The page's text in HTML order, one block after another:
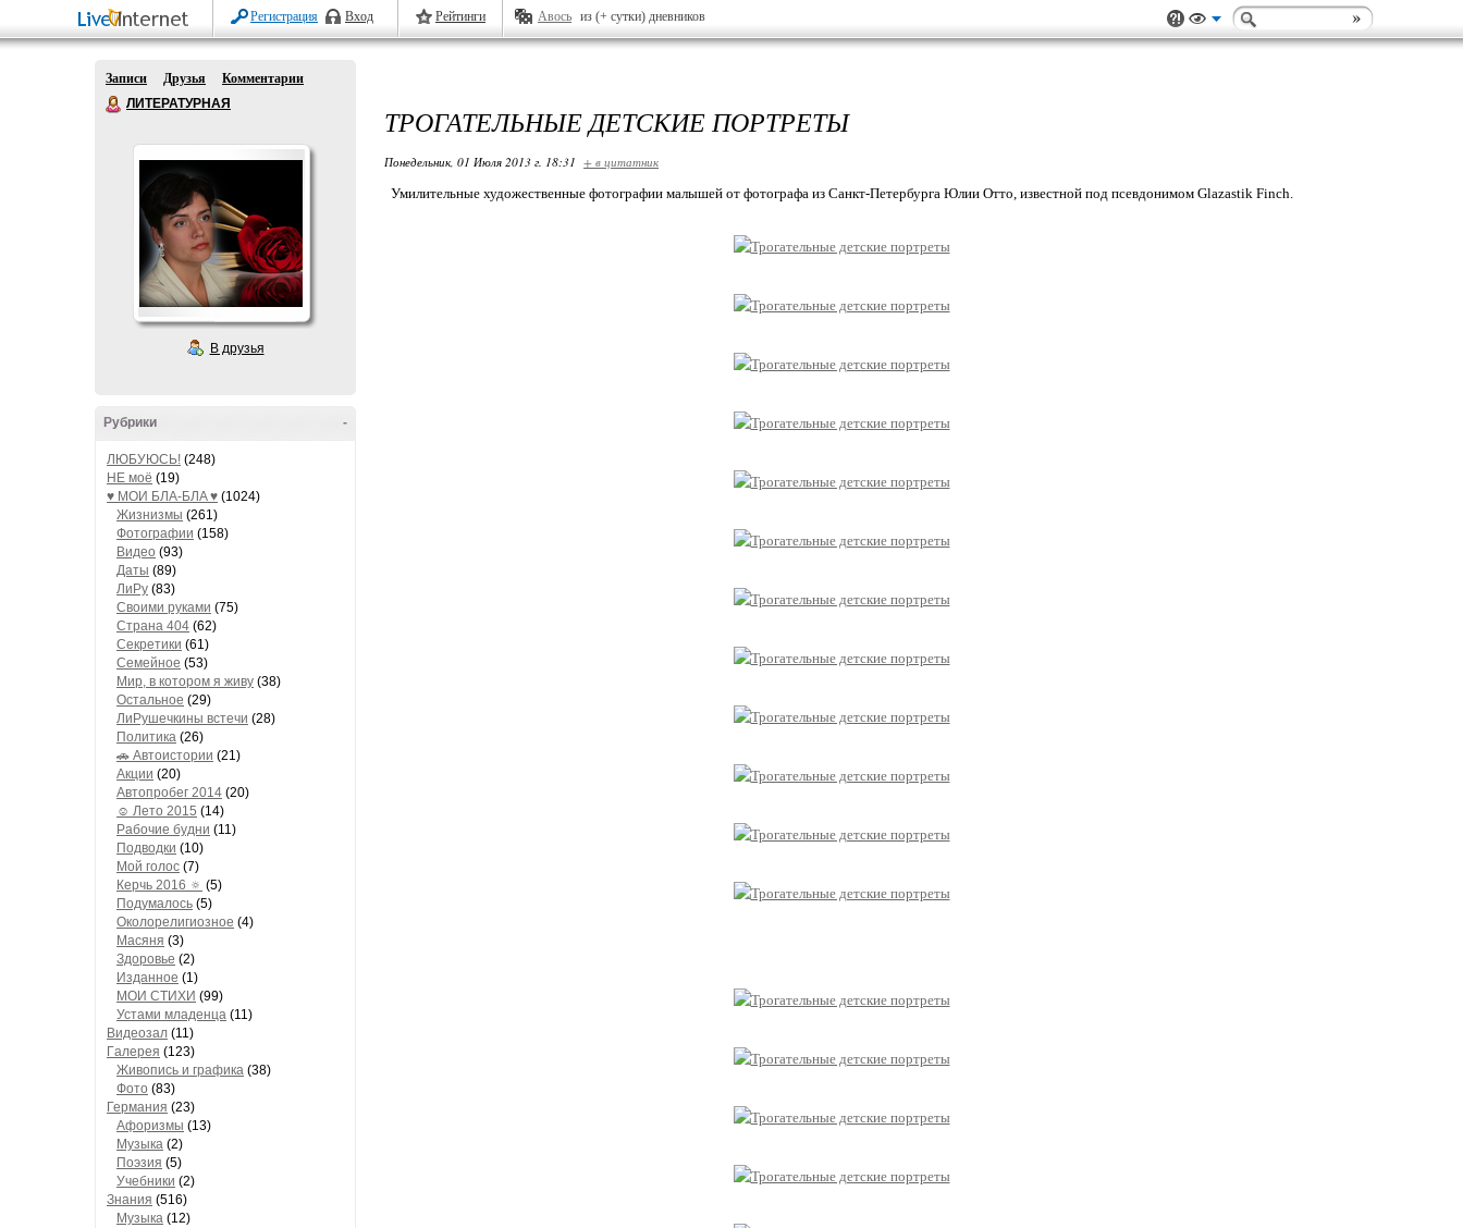
Регистрация Вход Рейтинги Авось из (+ сутки) дневников
Записи Друзья
Комментарии
ЛИТЕРАТУРНАЯ
В друзья
-
Рубрики
ЛЮБУЮСЬ! (248)
НЕ моё (19)
♥ МОИ БЛA-БЛA ♥ (1024)
Жизнизмы (261)
Фотографии (158)
Видео (93)
Даты (89)
ЛиРу (83)
Своими руками (75)
Страна 404 (62)
Секретики (61)
Семейное (53)
Мир, в котором я живу (38)
Остальное (29)
ЛиРушечкины встечи (28)
Политика (26)
🚗 Автоистории (21)
Акции (20)
Автопробег 2014 (20)
☺ Лето 2015 (14)
Рабочие будни (11)
Подводки (10)
Мой голос (7)
Керчь 2016 🔅 (5)
Подумалось (5)
Околорелигиозное (4)
Масяня (3)
Здоровье (2)
Изданное (1)
МОИ СТИХИ (99)
Устами младенца (11)
Видеозал (11)
Гaлерея (123)
Живопись и грaфикa (38)
Фото (83)
Гермaния (23)
Aфоризмы (13)
Музыкa (2)
Поэзия (5)
Учебники (2)
Знания (516)
Музыкa (12)
ТРОГАТЕЛЬНЫЕ ДЕТСКИЕ ПОРТРЕТЫ
Понедельник, 01 Июля 2013 г. 18:31 + в цитатник
Умилительные художественные фотографии малышей от фотографа из Санкт-Петербурга Юлии Отто, известной под псевдонимом Glazastik Finch.